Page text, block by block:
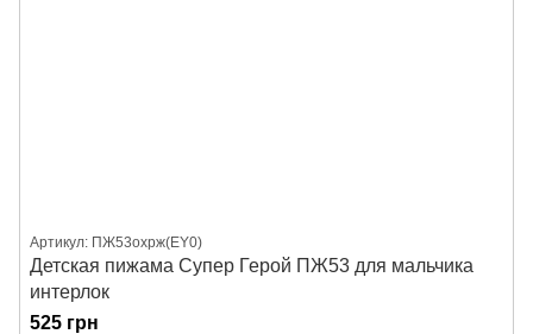
Артикул: ПЖ53охрж(EY0)
Детская пижама Супер Герой ПЖ53 для мальчика
интерлок
525 грн